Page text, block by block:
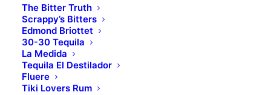
The Bitter Truth
Scrappy’s Bitters
Edmond Briottet
30-30 Tequila
La Medida
Tequila El Destilador
Fluere
Tiki Lovers Rum